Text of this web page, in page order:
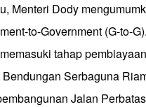
Menteri Dody
to-Government (G-to-
tahap
Serbaguna
Jalan